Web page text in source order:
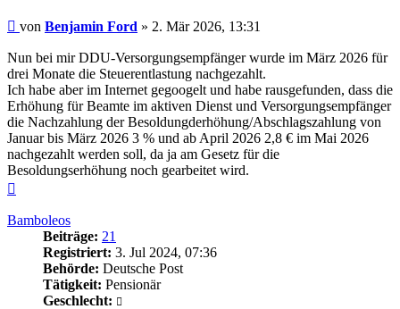
Beitrag
von Benjamin Ford » 2. Mär 2026, 13:31
Nun bei mir DDU-Versorgungsempfänger wurde im März 2026 für
drei Monate die Steuerentlastung nachgezahlt.
Ich habe aber im Internet gegoogelt und habe rausgefunden, dass die
Erhöhung für Beamte im aktiven Dienst und Versorgungsempfänger
die Nachzahlung der Besoldungderhöhung/Abschlagszahlung von
Januar bis März 2026 3 % und ab April 2026 2,8 € im Mai 2026
nachgezahlt werden soll, da ja am Gesetz für die
Besoldungserhöhung noch gearbeitet wird.
Bamboleos
Beiträge: 21
Registriert: 3. Jul 2024, 07:36
Behörde: Deutsche Post
Tätigkeit: Pensionär
Geschlecht: